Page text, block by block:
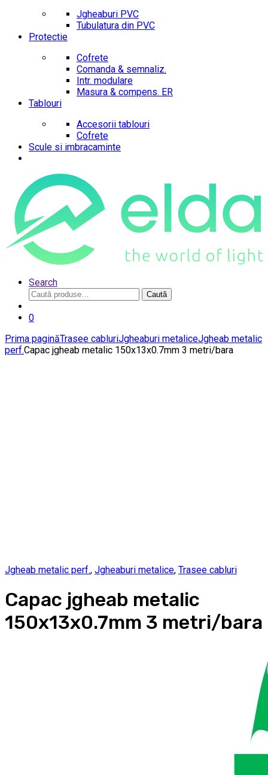
Jgheaburi PVC
Tubulatura din PVC
Protectie
Cofrete
Comanda & semnaliz.
Intr. modulare
Masura & compens. ER
Tablouri
Accesorii tablouri
Cofrete
Scule si imbracaminte
Search
Caută
după:
Caută
0
Prima paginăTrasee cabluriJgheaburi metaliceJgheab metalic
perf.Capac jgheab metalic 150x13x0.7mm 3 metri/bara
Jgheab metalic perf., Jgheaburi metalice, Trasee cabluri
Capac jgheab metalic
150x13x0.7mm 3 metri/bara